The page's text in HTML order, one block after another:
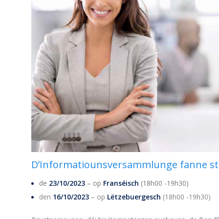
D’Informatiounsversammlunge fanne
de 23/10/2023 – op Franséisch (18h00 -19h30)
den 16/10/2023 – op Lëtzebuergesch (18h00 -19h30)